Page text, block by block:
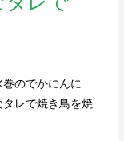
のでかにんに
レで焼き鳥を焼